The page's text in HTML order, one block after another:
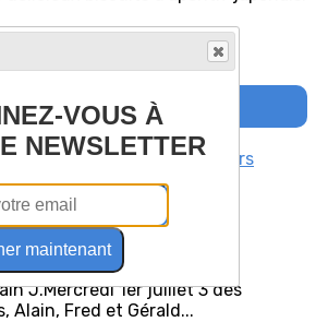
laisser un commentaire
2026 - Rando des
J.Mercredi 1er juillet 3 des
Alain, Fred et Gérald...
VOUS À
NEWSLETTER
maintenant